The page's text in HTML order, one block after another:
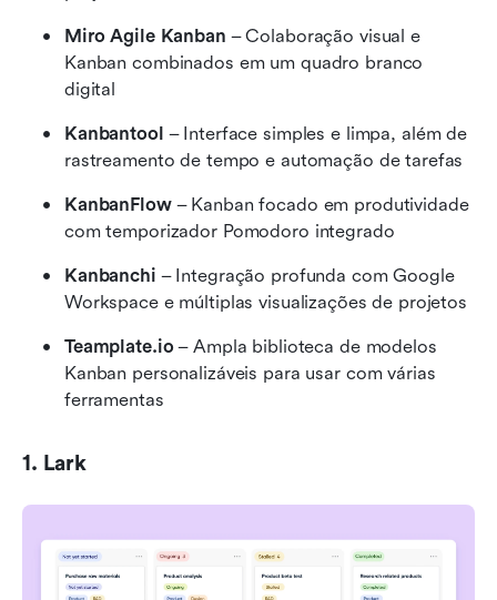
Miro Agile Kanban – Colaboração visual e
Kanban combinados em um quadro branco
digital
Kanbantool – Interface simples e limpa, além de
rastreamento de tempo e automação de tarefas
KanbanFlow – Kanban focado em produtividade
com temporizador Pomodoro integrado
Kanbanchi – Integração profunda com Google
Workspace e múltiplas visualizações de projetos
Teamplate.io – Ampla biblioteca de modelos
Kanban personalizáveis para usar com várias
ferramentas
1. Lark